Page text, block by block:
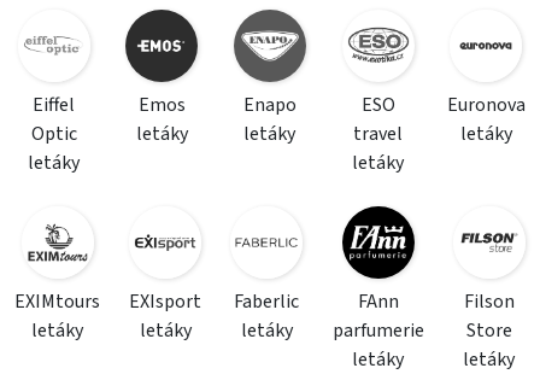
Eiffel
Optic
letáky
Emos
letáky
Enapo
letáky
ESO
travel
letáky
Euronova
letáky
EXIMtours
letáky
EXIsport
letáky
Faberlic
letáky
FAnn
parfumerie
letáky
Filson
Store
letáky